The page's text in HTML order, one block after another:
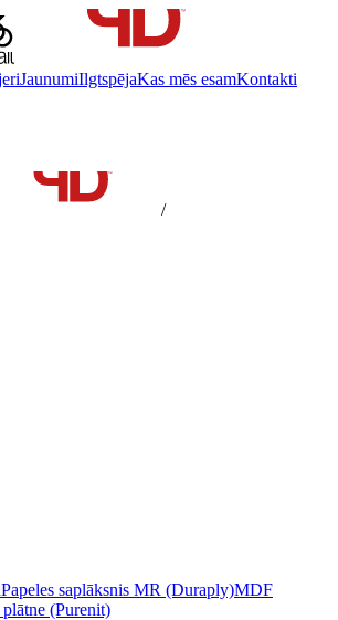
JaunumiIlgtspējaKas mēs esamKontakti
/
Papeles saplāksnis MR (Duraply)MDF
(Purenit)